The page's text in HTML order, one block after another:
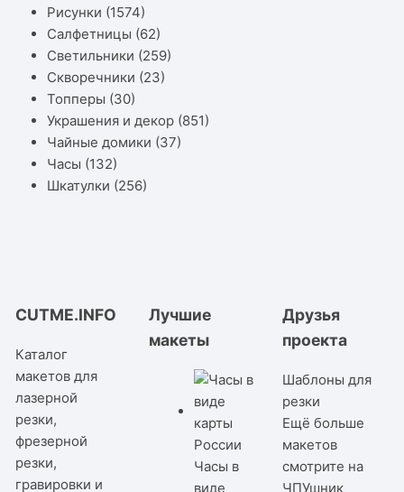
Рисунки (1574)
Салфетницы (62)
Светильники (259)
Скворечники (23)
Топперы (30)
Украшения и декор (851)
Чайные домики (37)
Часы (132)
Шкатулки (256)
CUTME.INFO
Каталог
макетов для
лазерной
резки,
фрезерной
резки,
гравировки и
Лучшие
макеты
Часы в
виде
Друзья
проекта
Шаблоны для
резки
Ещё больше
макетов
смотрите на
ЧПУшник